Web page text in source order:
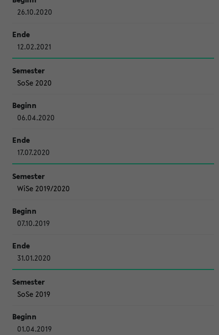
26.10.2020
12.02.2021
SoSe 2020
06.04.2020
17.07.2020
WiSe 2019/2020
07.10.2019
31.01.2020
SoSe 2019
01.04.2019